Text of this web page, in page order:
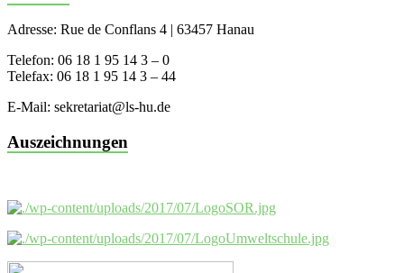
Adresse: Rue de Conflans 4 | 63457 Hanau
Telefon: 06 18 1 95 14 3 – 0
Telefax: 06 18 1 95 14 3 – 44
E-Mail: sekretariat@ls-hu.de
Auszeichnungen